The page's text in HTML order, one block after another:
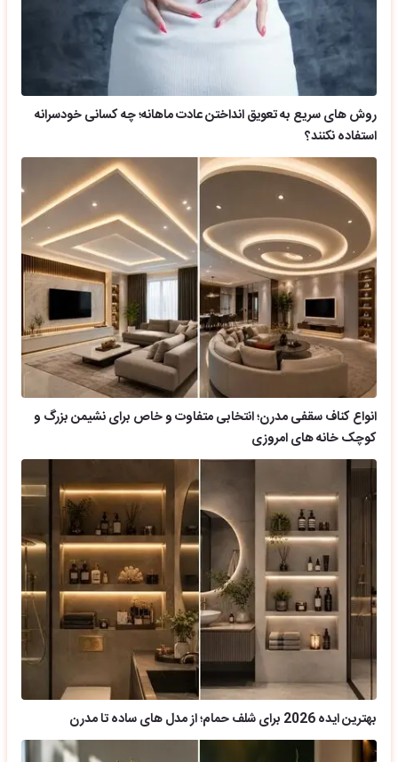
روش های سریع به تعویق انداختن عادت ماهانه؛ چه کسانی خودسرانه
استفاده نکنند؟
انواع کناف سقفی مدرن؛ انتخابی متفاوت و خاص برای نشیمن بزرگ و
کوچک خانه های امروزی
بهترین ایده 2026 برای شلف حمام؛ از مدل های ساده تا مدرن